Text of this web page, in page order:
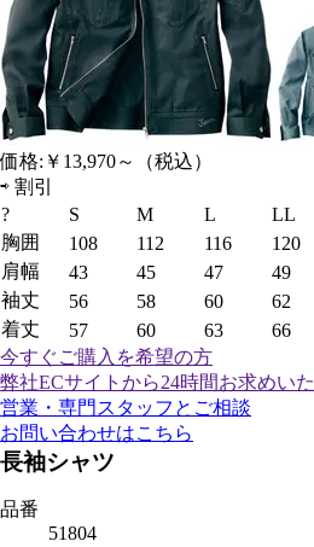
価格: ￥13,970～
（税込）
⇨ 割引
?
S M L LL
胸囲
108 112 116 120
肩幅
43 45 47 49
袖丈
56 58 60 62
着丈
57 60 63 66
今すぐご購入 を希望の方
弊社ECサイトから24時間お求めい
営業・専門スタッフとご相談
お問い合わせはこちら
長袖シャツ
品番
51804